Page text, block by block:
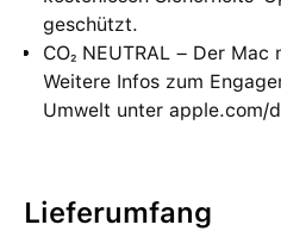
geschützt.
CO₂ NEUTRAL – Der Mac
Weitere Infos zum
Umwelt unter apple.com/
Lieferumfang